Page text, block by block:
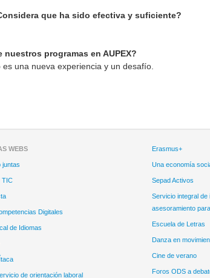
que ha sido efectiva y suficiente?
programas en AUPEX?
una nueva experiencia y un desafío.
WEBS
juntas
TIC
Digitales
de Idiomas
de orientación laboral
Erasmus+
Una economía
Sepad Activos
Servicio integral
asesoramiento
Escuela de Letras
Danza en
Cine de verano
Foros ODS a